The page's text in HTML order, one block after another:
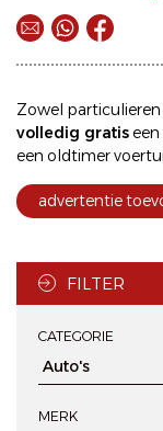
Zowel particulieren
volledig gratis een
een oldtimer
advertentie
FILTER
CATEGORIE
MERK